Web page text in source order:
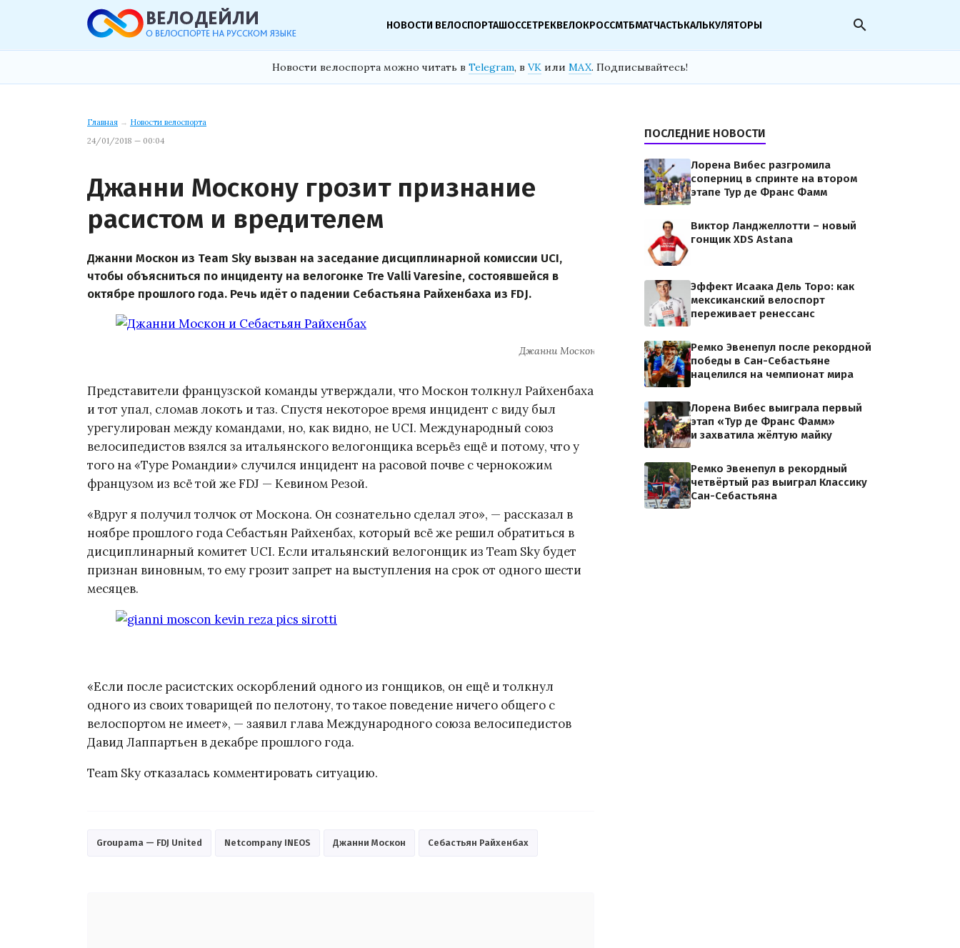
НОВОСТИ ВЕЛОСПОРТАШОССЕТРЕКВЕЛОКРОССМТБМАТЧАСТЬКАЛЬКУЛЯТОРЫ search
Новости велоспорта можно читать в Telegram, в VK или MAX. Подписывайтесь!
Главная → Новости велоспорта
24/01/2018 — 00:04
Джанни Москону грозит признание
расистом и вредителем
Джанни Москон из Team Sky вызван на заседание дисциплинарной комиссии UCI,
чтобы объясниться по инциденту на велогонке Tre Valli Varesine, состоявшейся в
октябре прошлого года. Речь идёт о падении Себастьяна Райхенбаха из FDJ.
Джанни Москон и Себастьян Райхенбах
Представители французской команды утверждали, что Москон толкнул Райхенбаха
и тот упал, сломав локоть и таз. Спустя некоторое время инцидент с виду был
урегулирован между командами, но, как видно, не UCI. Международный союз
велосипедистов взялся за итальянского велогонщика всерьёз ещё и потому, что у
того на «Туре Романдии» случился инцидент на расовой почве с чернокожим
французом из всё той же FDJ — Кевином Резой.
«Вдруг я получил толчок от Москона. Он сознательно сделал это», — рассказал в
ноябре прошлого года Себастьян Райхенбах, который всё же решил обратиться в
дисциплинарный комитет UCI. Если итальянский велогонщик из Team Sky будет
признан виновным, то ему грозит запрет на выступления на срок от одного шести
месяцев.
«Если после расистских оскорблений одного из гонщиков, он ещё и толкнул
одного из своих товарищей по пелотону, то такое поведение ничего общего с
велоспортом не имеет», — заявил глава Международного союза велосипедистов
Давид Лаппартьен в декабре прошлого года.
Team Sky отказалась комментировать ситуацию.
Groupama — FDJ United Netcompany INEOS Джанни Москон Себастьян Райхенбах
ПОСЛЕДНИЕ НОВОСТИ
Лорена Вибес разгромила
соперниц в спринте на втором
этапе Тур де Франс Фамм
Виктор Ланджеллотти – новый
гонщик XDS Astana
Эффект Исаака Дель Торо: как
мексиканский велоспорт
переживает ренессанс
Ремко Эвенепул после рекордной
победы в Сан-Себастьяне
нацелился на чемпионат мира
Лорена Вибес выиграла первый
этап «Тур де Франс Фамм»
и захватила жёлтую майку
Ремко Эвенепул в рекордный
четвёртый раз выиграл Классику
Сан-Себастьяна